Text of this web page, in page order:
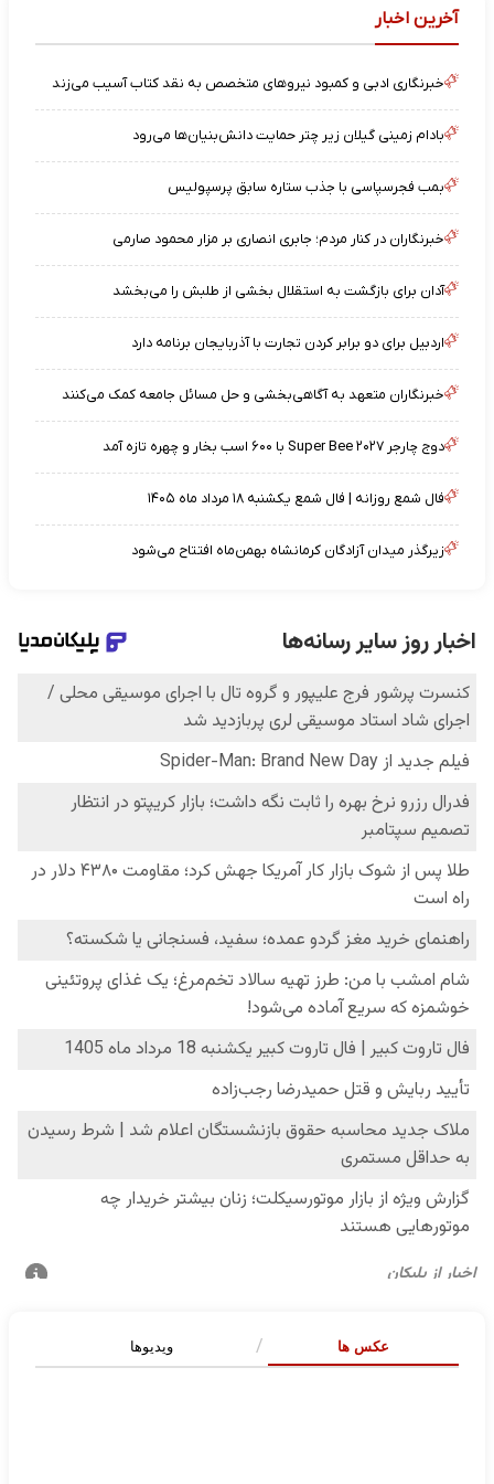
آخرین اخبار
خبرنگاری ادبی و کمبود نیروهای متخصص به نقد کتاب آسیب می‌زند
بادام زمینی گیلان زیر چتر حمایت دانش‌بنیان‌ها می‌رود
بمب فجرسپاسی با جذب ستاره سابق پرسپولیس
خبرنگاران در کنار مردم؛ جابری انصاری بر مزار محمود صارمی
آدان برای بازگشت به استقلال بخشی از طلبش را می‌بخشد
اردبیل برای دو برابر کردن تجارت با آذربایجان برنامه دارد
خبرنگاران متعهد به آگاهی‌بخشی و حل مسائل جامعه کمک می‌کنند
دوج چارجر Super Bee ۲۰۲۷ با ۶۰۰ اسب بخار و چهره تازه آمد
فال شمع روزانه | فال شمع یکشنبه ۱۸ مرداد ماه ۱۴۰۵
زیرگذر میدان آزادگان کرمانشاه بهمن‌ماه افتتاح می‌شود
عکس ها ویدیوها